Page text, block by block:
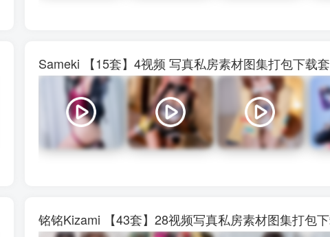
Sameki 【15套】4视频 写真私房素材图集打包下载
铭铭Kizami 【43套】28视频写真私房素材图集打包